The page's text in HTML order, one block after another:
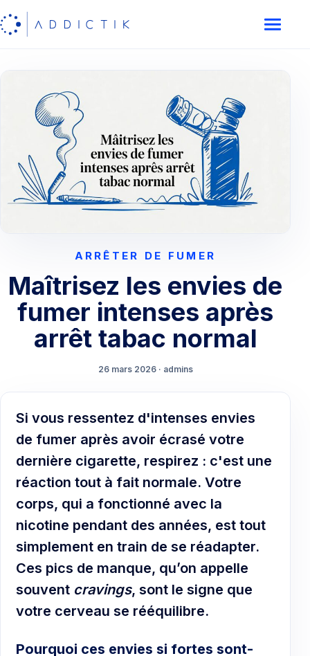
ARRÊTER DE FUMER
Maîtrisez les envies de
fumer intenses après
arrêt tabac normal
26 mars 2026 · admins
Si vous ressentez d'intenses envies
de fumer après avoir écrasé votre
dernière cigarette, respirez : c'est une
réaction tout à fait normale. Votre
corps, qui a fonctionné avec la
nicotine pendant des années, est tout
simplement en train de se réadapter.
Ces pics de manque, qu’on appelle
souvent cravings, sont le signe que
votre cerveau se rééquilibre.
Pourquoi ces envies si fortes sont-